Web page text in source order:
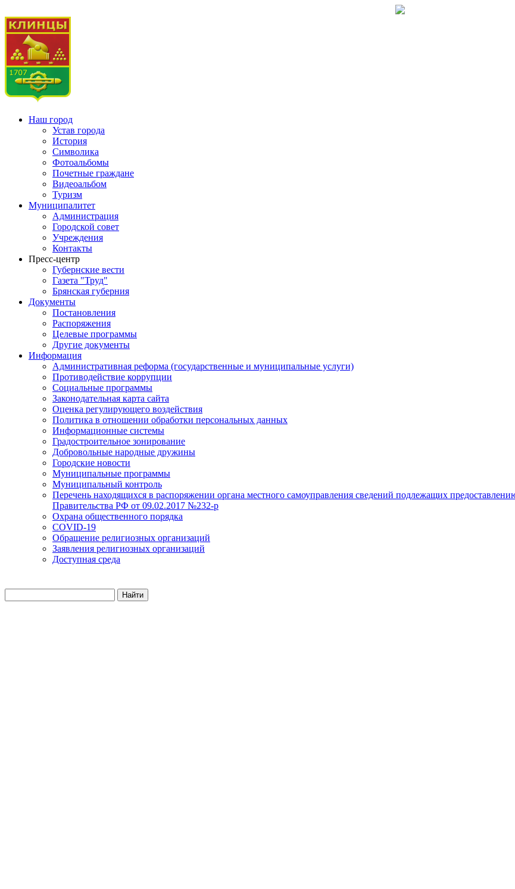
Наш город
Устав города
История
Символика
Фотоальбомы
Почетные граждане
Видеоальбом
Туризм
Муниципалитет
Администрация
Городской совет
Учреждения
Контакты
Пресс-центр
Губернские вести
Газета "Труд"
Брянская губерния
Документы
Постановления
Распоряжения
Целевые программы
Другие документы
Информация
Административная реформа (государственные и муниципальные услуги)
Противодействие коррупции
Социальные программы
Законодательная карта сайта
Оценка регулирующего воздействия
Политика в отношении обработки персональных данных
Информационные системы
Градостроительное зонирование
Добровольные народные дружины
Городские новости
Муниципальные программы
Муниципальный контроль
Перечень находящихся в распоряжении органа местного самоуправления сведений подлежащих
Правительства РФ от 09.02.2017 №232-р
Охрана общественного порядка
COVID-19
Обращение религиозных организаций
Заявления религиозных организаций
Доступная среда
Найти